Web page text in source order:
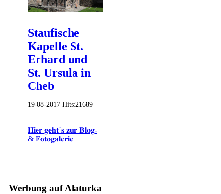
Staufische
Kapelle St.
Erhard und
St. Ursula in
Cheb
19-08-2017 Hits:21689
𝐇𝐢𝐞𝐫 𝐠𝐞𝐡𝐭´𝐬 𝐳𝐮𝐫 𝐁𝐥𝐨𝐠-
& 𝐅𝐨𝐭𝐨𝐠𝐚𝐥𝐞𝐫𝐢𝐞
Werbung auf Alaturka